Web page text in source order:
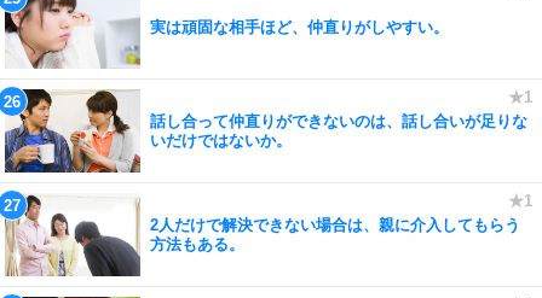
実は頑固な相手ほど、仲直りがしやすい。
話し合って仲直りができないのは、話し合いが足りな
いだけではないか。
2人だけで解決できない場合は、親に介入してもらう
方法もある。